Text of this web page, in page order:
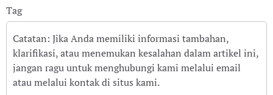
Tag
Catatan: Jika Anda memiliki informasi tambahan,
klarifikasi, atau menemukan kesalahan dalam artikel ini,
jangan ragu untuk menghubungi kami melalui email
atau melalui kontak di situs kami.